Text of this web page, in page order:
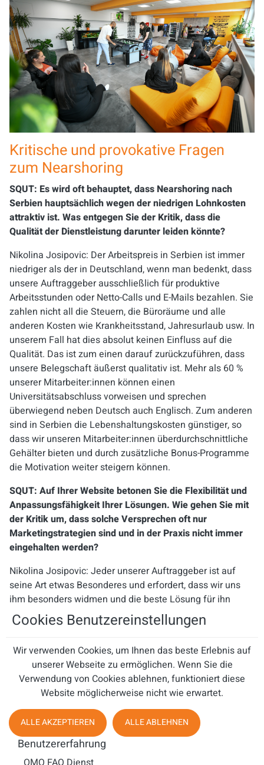
Kritische und provokative Fragen
zum Nearshoring
SQUT: Es wird oft behauptet, dass Nearshoring nach
Serbien hauptsächlich wegen der niedrigen Lohnkosten
attraktiv ist. Was entgegen Sie der Kritik, dass die
Qualität der Dienstleistung darunter leiden könnte?
Nikolina Josipovic: Der Arbeitspreis in Serbien ist immer
niedriger als der in Deutschland, wenn man bedenkt, dass
unsere Auftraggeber ausschließlich für produktive
Arbeitsstunden oder Netto-Calls und E-Mails bezahlen. Sie
zahlen nicht all die Steuern, die Büroräume und alle
anderen Kosten wie Krankheitsstand, Jahresurlaub usw. In
unserem Fall hat dies absolut keinen Einfluss auf die
Qualität. Das ist zum einen darauf zurückzuführen, dass
unsere Belegschaft äußerst qualitativ ist. Mehr als 60 %
unserer Mitarbeiter:innen können einen
Universitätsabschluss vorweisen und sprechen
überwiegend neben Deutsch auch Englisch. Zum anderen
sind in Serbien die Lebenshaltungskosten günstiger, so
dass wir unseren Mitarbeiter:innen überdurchschnittliche
Gehälter bieten und durch zusätzliche Bonus-Programme
die Motivation weiter steigern können.
SQUT: Auf Ihrer Website betonen Sie die Flexibilität und
Anpassungsfähigkeit Ihrer Lösungen. Wie gehen Sie mit
der Kritik um, dass solche Versprechen oft nur
Marketingstrategien sind und in der Praxis nicht immer
eingehalten werden?
Nikolina Josipovic: Jeder unserer Auftraggeber ist auf
seine Art etwas Besonderes und erfordert, dass wir uns
ihm besonders widmen und die beste Lösung für ihn
finden. Auch wenn nur ein Agent oder eine Agentin für
diesen engagiert ist, widmen wir uns diesem genauso, wie
einsetzen. Unser Ziel ist es, langfristige
Geschäftsbeziehungen einzugehen und zu pflegen. Und
diese können nur realisiert werden, wenn solche
Versprechen auch eingehalten werden. Unsere Kunden
kommen aus den unterschiedlichsten Branchen und ich
kann mit gutem Gewissen sagen, dass wir E-Commerce-
Experten sind. Ich denke, allein die Tatsache, dass wir
unter anderem seit neun Jahren für eines der führenden
Cookies Benutzereinstellungen
Wir verwenden Cookies, um Ihnen das beste Erlebnis auf
unserer Webseite zu ermöglichen. Wenn Sie die
Verwendung von Cookies ablehnen, funktioniert diese
Website möglicherweise nicht wie erwartet.
ALLE AKZEPTIEREN ALLE ABLEHNEN
Benutzererfahrung